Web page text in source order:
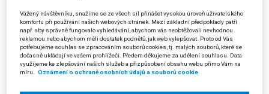
nemá požadované informace k dispozici. Ze spisové dokumentace
vyplývá, že na toto sdělení žalobce reagoval novou stížností k
Ministerstvu vnitra ze dne 12. 1. 2008. Ministerstvo vnitra následně
rozhodnutím ze dne 6. 2. 2008, č. j. MV-9396-5/ODK-2008, postup KÚ
JMK potvrdilo.
Vážený návštěvníku, snažíme se ze všech sil přinášet vysokou úroveň uživatelského
komfortu při používání našich webových stránek. Mezi základní předpoklady patří
např. aby správně fungovalo vyhledávání, abychom vás neobtěžovali nevhodnou
reklamou nebo abychom měli dostatek podnětů, jak web vylepšovat. Proto od Vás
potřebujeme souhlas se zpracováním souborů cookies, tj. malých souborů, které se
dočasně ukládají ve vašem prohlížeči. Předem děkujeme za udělení souhlasu. Data
využijeme ke zlepšování našich služeb a přizpůsobení obsahu webu přímo Vám na
míru.
Oznámení o ochraně osobních údajů a souborů cookie